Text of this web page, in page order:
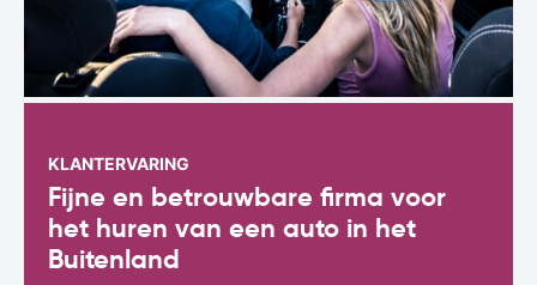
KLANTERVARING
Fijne en betrouwbare firma voor
het huren van een auto in het
Buitenland